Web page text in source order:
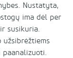
Nustatyta,
ima dėl per
susikuria.